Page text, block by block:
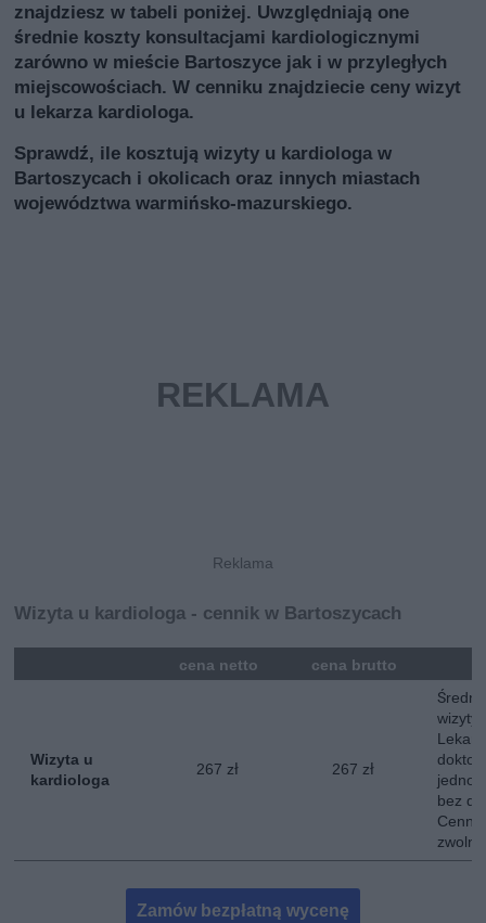
znajdziesz w tabeli poniżej. Uwzględniają one
średnie koszty konsultacjami kardiologicznymi
zarówno w mieście Bartoszyce jak i w przyległych
miejscowościach. W cenniku znajdziecie ceny wizyt
u lekarza kardiologa.
Sprawdź, ile kosztują wizyty u kardiologa w
Bartoszycach i okolicach oraz innych miastach
województwa warmińsko-mazurskiego.
Wizyta u kardiologa - cennik w Bartoszycach
cena netto cena brutto
Wizyta u
kardiologa
267 zł 267 zł
Średni
wizyty
bez
Zamów bezpłatną wycenę